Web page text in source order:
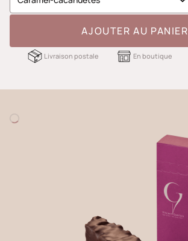
AJOUTER AU PANIER
Livraison postale En boutique